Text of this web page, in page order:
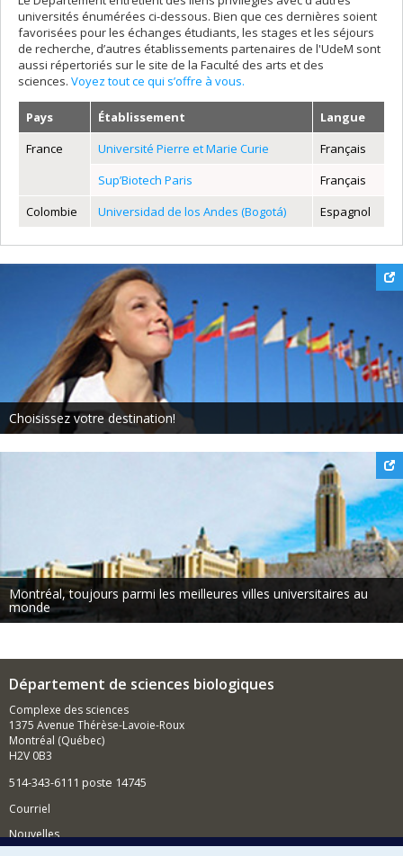
universités énumérées ci-dessous. Bien que ces dernières soient
favorisées pour les échanges étudiants, les stages et les séjours
de recherche, d’autres établissements partenaires de l'UdeM sont
aussi répertoriés sur le site de la Faculté des arts et des
sciences. Voyez tout ce qui s’offre à vous.
Pays Établissement
Langue
France
Université Pierre et Marie Curie
Français
Sup’Biotech Paris
Français
Colombie
Universidad de los Andes (Bogotá) Espagnol
Choisissez votre destination!
Montréal, toujours parmi les meilleures villes universitaires au
monde
Département de sciences biologiques
Complexe des sciences
1375 Avenue Thérèse-Lavoie-Roux
Montréal (Québec)
H2V 0B3
514-343-6111 poste 14745
Courriel
Nouvelles